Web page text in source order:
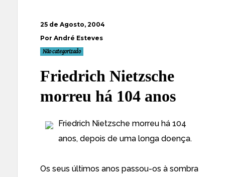
25 de Agosto, 2004
Por André Esteves
Não categorizado
Friedrich Nietzsche
morreu há 104 anos
Friedrich Nietzsche morreu há 104
anos, depois de uma longa doença.
Os seus últimos anos passou-os à sombra